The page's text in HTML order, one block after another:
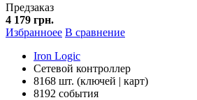
Предзаказ
4 179 грн.
Избранноее В сравнение
Iron Logic
Сетевой контроллер
8168 шт. (ключей | карт)
8192 события